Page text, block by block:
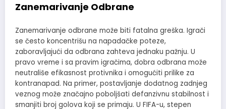
Zanemarivanje Odbrane
Zanemarivanje odbrane može biti fatalna greška. Igrači
se često koncentrišu na napadačke poteze,
zaboravljajući da odbrana zahteva jednaku pažnju. U
pravo vreme i sa pravim igračima, dobra odbrana može
neutrališe efikasnost protivnika i omogućiti prilike za
kontranapad. Na primer, postavljanje dodatnog zadnjeg
veznog može značajno poboljšati defanzivnu stabilnost i
smanjiti broj golova koji se primaju. U FIFA-u, stepen